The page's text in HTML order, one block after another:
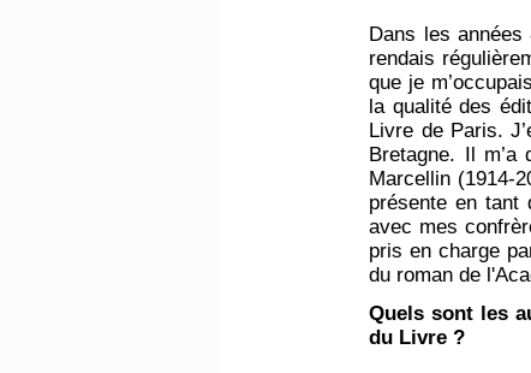
Dans les années
rendais
que je
la qualité des
Livre de Paris.
Bretagne. Il m’a
Marcellin (1914-
présente en tant
avec mes
pris en charge
du roman de
Quels sont les
du Livre ?